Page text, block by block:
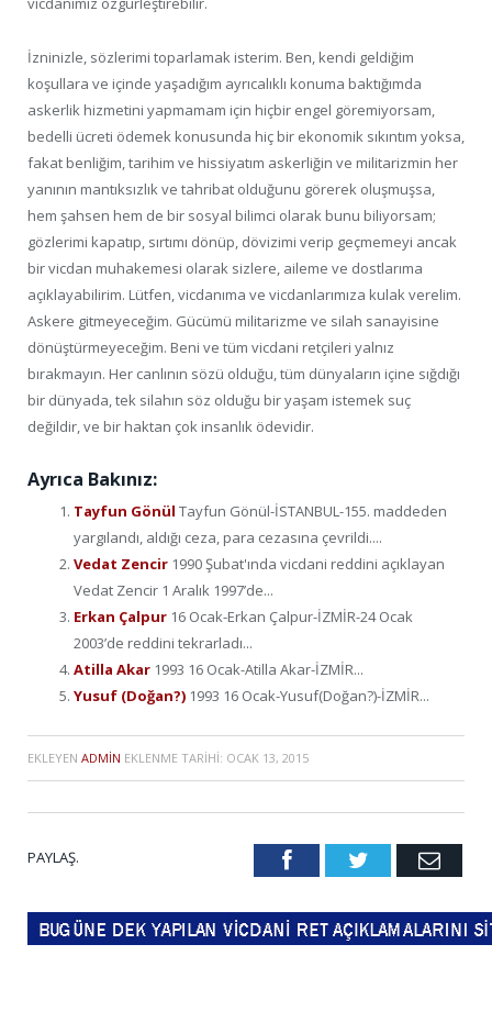
İzninizle, sözlerimi toparlamak isterim. Ben, kendi geldiğim
koşullara ve içinde yaşadığım ayrıcalıklı konuma baktığımda
askerlik hizmetini yapmamam için hiçbir engel göremiyorsam,
bedelli ücreti ödemek konusunda hiç bir ekonomik sıkıntım yoksa,
fakat benliğim, tarihim ve hissiyatım askerliğin ve militarizmin her
yanının mantıksızlık ve tahribat olduğunu görerek oluşmuşsa,
hem şahsen hem de bir sosyal bilimci olarak bunu biliyorsam;
gözlerimi kapatıp, sırtımı dönüp, dövizimi verip geçmemeyi ancak
bir vicdan muhakemesi olarak sizlere, aileme ve dostlarıma
açıklayabilirim. Lütfen, vicdanıma ve vicdanlarımıza kulak verelim.
Askere gitmeyeceğim. Gücümü militarizme ve silah sanayisine
dönüştürmeyeceğim. Beni ve tüm vicdani retçileri yalnız
bırakmayın. Her canlının sözü olduğu, tüm dünyaların içine sığdığı
bir dünyada, tek silahın söz olduğu bir yaşam istemek suç
değildir, ve bir haktan çok insanlık ödevidir.
Ayrıca Bakınız:
Tayfun Gönül Tayfun Gönül-İSTANBUL-155. maddeden
yargılandı, aldığı ceza, para cezasına çevrildi....
Vedat Zencir 1990 Şubat'ında vicdani reddini açıklayan
Vedat Zencir 1 Aralık 1997’de...
Erkan Çalpur 16 Ocak-Erkan Çalpur-İZMİR-24 Ocak
2003’de reddini tekrarladı...
Atilla Akar 1993 16 Ocak-Atilla Akar-İZMİR...
Yusuf (Doğan?) 1993 16 Ocak-Yusuf(Doğan?)-İZMİR...
EKLEYEN ADMIN EKLENME TARIHI: OCAK 13, 2015
PAYLAŞ. FacebookTwitter Email